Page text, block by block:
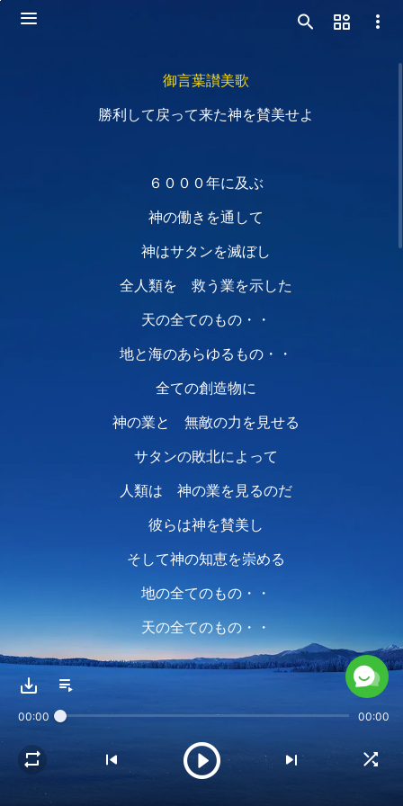
御言葉讃美歌
勝利して戻って来た神を賛美せよ
６０００年に及ぶ
神の働きを通して
神はサタンを滅ぼし
全人類を 救う業を示した
天の全てのもの・・
地と海のあらゆるもの・・
全ての創造物に
神の業と 無敵の力を見せる
サタンの敗北によって
人類は 神の業を見るのだ
彼らは神を賛美し
そして神の知恵を崇める
地の全てのもの・・
天の全てのもの・・
海深く棲むあらゆるものよ・・
神の大能の
00:00 00:00